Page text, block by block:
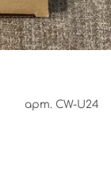
арт. CW-U24